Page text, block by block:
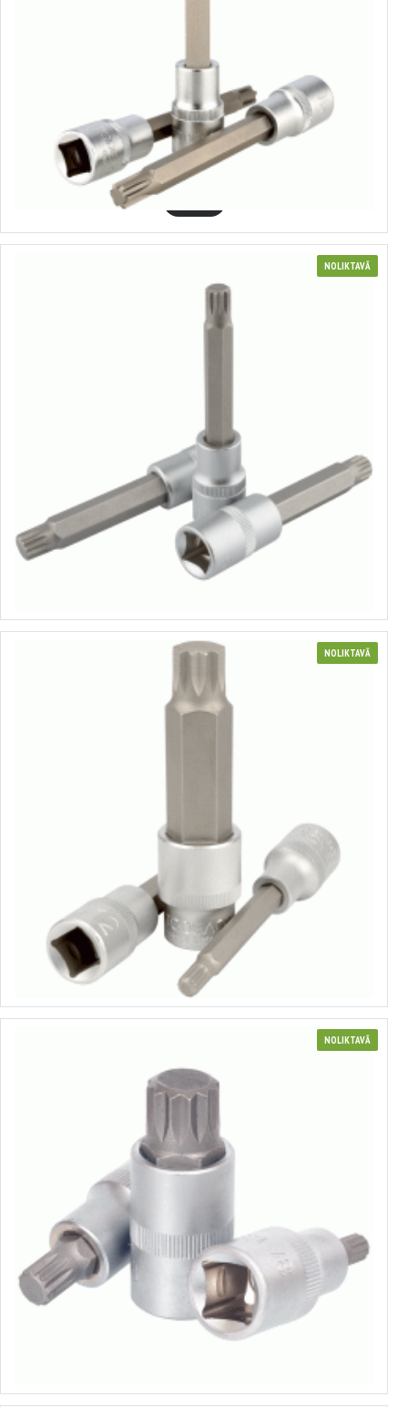
Bloka galviņas atslēga VAG
3.65€
NOLIKTAVĀ
Muciņa ar uzgali Spline 1/2"
no 1.08€ līdz 1.36€
NOLIKTAVĀ
Muciņa ar uzgali Spline 1/2"
no 1.85€ līdz 3.12€
Izvēlēties variantus
NOLIKTAVĀ
Muciņa ar uzgali Spline 1/2"
no 0.93€ līdz 3.64€